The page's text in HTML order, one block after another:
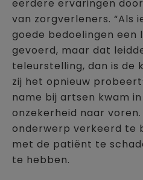
eerdere ervaringen
van zorgverleners. “Als
goede bedoelingen
gevoerd, maar dat
teleurstelling, dan is de
zij het opnieuw
name bij artsen kwam
onzekerheid naar
onderwerp verkeerd te
met de patiënt te
te hebben.